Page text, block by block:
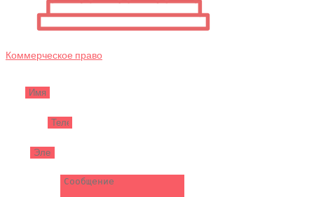
Коммерческое право